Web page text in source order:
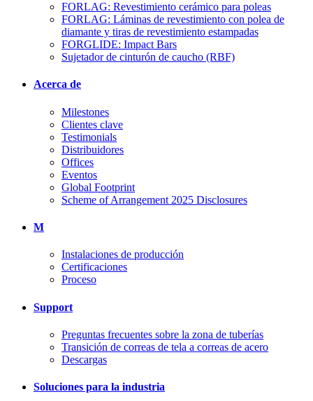
FORLAG: Revestimiento cerámico para poleas
FORLAG: Láminas de revestimiento con polea de
diamante y tiras de revestimiento estampadas
FORGLIDE: Impact Bars
Sujetador de cinturón de caucho (RBF)
Acerca de
Milestones
Clientes clave
Testimonials
Distribuidores
Offices
Eventos
Global Footprint
Scheme of Arrangement 2025 Disclosures
M
Instalaciones de producción
Certificaciones
Proceso
Support
Preguntas frecuentes sobre la zona de tuberías
Transición de correas de tela a correas de acero
Descargas
Soluciones para la industria